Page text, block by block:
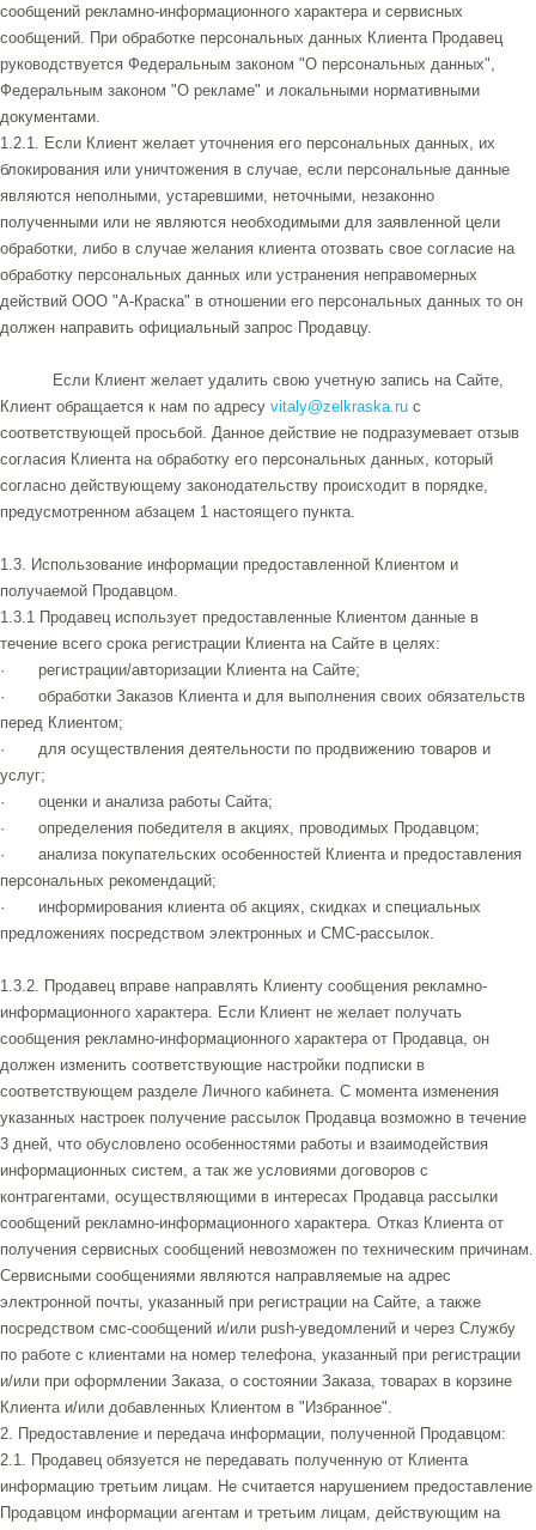
сообщений рекламно-информационного характера и сервисных
сообщений. При обработке персональных данных Клиента Продавец
руководствуется Федеральным законом "О персональных данных",
Федеральным законом "О рекламе" и локальными нормативными
документами.
1.2.1. Если Клиент желает уточнения его персональных данных, их
блокирования или уничтожения в случае, если персональные данные
являются неполными, устаревшими, неточными, незаконно
полученными или не являются необходимыми для заявленной цели
обработки, либо в случае желания клиента отозвать свое согласие на
обработку персональных данных или устранения неправомерных
действий ООО "А-Краска" в отношении его персональных данных то он
должен направить официальный запрос Продавцу.
Если Клиент желает удалить свою учетную запись на Сайте,
Клиент обращается к нам по адресу vitaly@zelkraska.ru с
соответствующей просьбой. Данное действие не подразумевает отзыв
согласия Клиента на обработку его персональных данных, который
согласно действующему законодательству происходит в порядке,
предусмотренном абзацем 1 настоящего пункта.
1.3. Использование информации предоставленной Клиентом и
получаемой Продавцом.
1.3.1 Продавец использует предоставленные Клиентом данные в
течение всего срока регистрации Клиента на Сайте в целях:
· регистрации/авторизации Клиента на Сайте;
· обработки Заказов Клиента и для выполнения своих обязательств
перед Клиентом;
· для осуществления деятельности по продвижению товаров и
услуг;
· оценки и анализа работы Сайта;
· определения победителя в акциях, проводимых Продавцом;
· анализа покупательских особенностей Клиента и предоставления
персональных рекомендаций;
· информирования клиента об акциях, скидках и специальных
предложениях посредством электронных и СМС-рассылок.
1.3.2. Продавец вправе направлять Клиенту сообщения рекламно-
информационного характера. Если Клиент не желает получать
сообщения рекламно-информационного характера от Продавца, он
должен изменить соответствующие настройки подписки в
соответствующем разделе Личного кабинета. С момента изменения
указанных настроек получение рассылок Продавца возможно в течение
3 дней, что обусловлено особенностями работы и взаимодействия
информационных систем, а так же условиями договоров с
контрагентами, осуществляющими в интересах Продавца рассылки
сообщений рекламно-информационного характера. Отказ Клиента от
получения сервисных сообщений невозможен по техническим причинам.
Сервисными сообщениями являются направляемые на адрес
электронной почты, указанный при регистрации на Сайте, а также
посредством смс-сообщений и/или push-уведомлений и через Службу
по работе с клиентами на номер телефона, указанный при регистрации
и/или при оформлении Заказа, о состоянии Заказа, товарах в корзине
Клиента и/или добавленных Клиентом в "Избранное".
2. Предоставление и передача информации, полученной Продавцом:
2.1. Продавец обязуется не передавать полученную от Клиента
информацию третьим лицам. Не считается нарушением предоставление
Продавцом информации агентам и третьим лицам, действующим на